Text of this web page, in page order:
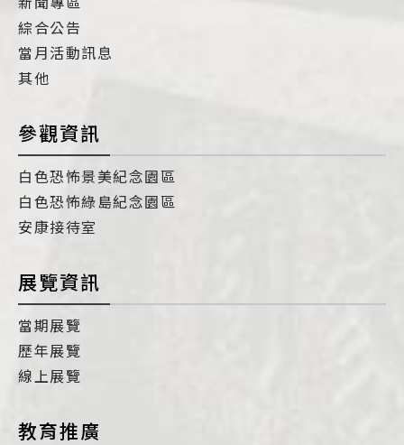
綜合公告
當月活動訊息
其他
參觀資訊
白色恐怖景美紀念園區
白色恐怖綠島紀念園區
安康接待室
展覽資訊
當期展覽
歷年展覽
線上展覽
教育推廣